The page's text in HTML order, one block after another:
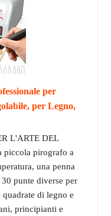
per
per Legno,
L'ARTE DEL
piccola pirografo a
una penna
punte diverse per
di legno e
principianti e